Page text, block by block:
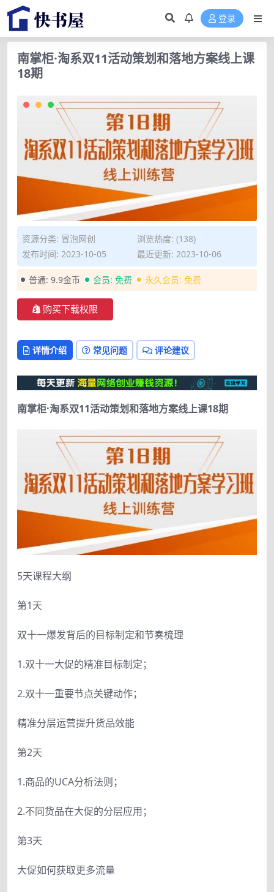
登录
南掌柜·淘系双11活动策划和落地方案线上课
18期
资源分类: 冒泡网创
浏览热度: (138)
发布时间: 2023-10-05
最近更新: 2023-10-06
普通: 9.9金币 会员: 免费 永久会员: 免费
购买下载权限
详情介绍 常见问题 评论建议
南掌柜·淘系双11活动策划和落地方案线上课18期
5天课程大纲
第1天
双十一爆发背后的目标制定和节奏梳理
1.双十一大促的精准目标制定；
2.双十一重要节点关键动作；
精准分层运营提升货品效能
第2天
1.商品的UCA分析法则；
2.不同货品在大促的分层应用；
第3天
大促如何获取更多流量